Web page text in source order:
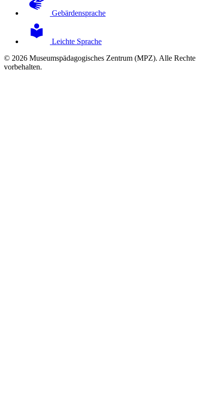
Gebärdensprache
Leichte Sprache
© 2026 Museumspädagogisches Zentrum (MPZ). Alle Rechte
vorbehalten.